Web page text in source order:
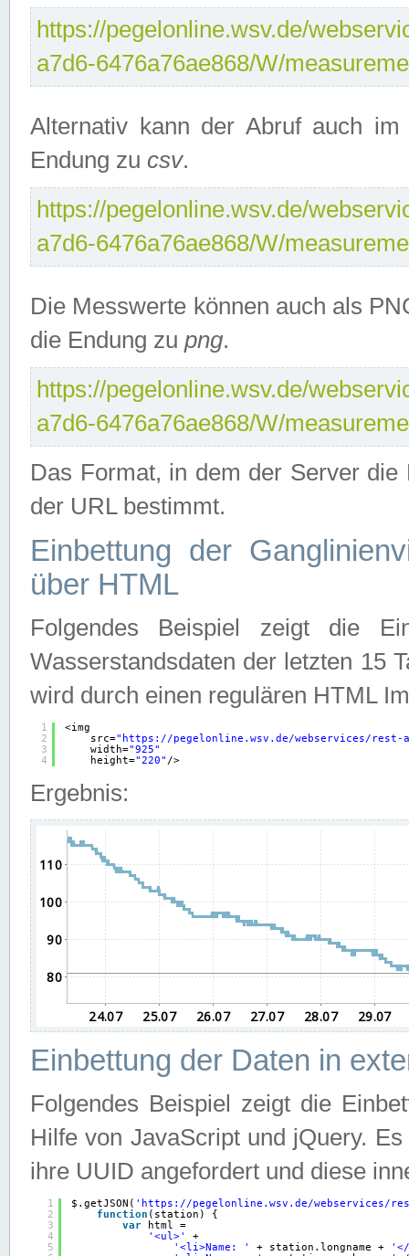
https://pegelonline.wsv.de/
a7d6-6476a76ae868/W/
Alternativ kann der Abruf auch
Endung zu csv.
https://pegelonline.wsv.de/
a7d6-6476a76ae868/W/
Die Messwerte können auch als
die Endung zu png.
https://pegelonline.wsv.de/
a7d6-6476a76ae868/W/
Das Format, in dem der Server
der URL bestimmt.
Einbettung der
über HTML
Folgendes Beispiel zeigt die
Wasserstandsdaten der letzten 15
wird durch einen regulären HTML
1
2
3
4
<img
src=" https://pegelonline.wsv.de/webservices/rest-
width="925"
height="220" />
Ergebnis:
Einbettung der Daten in
Folgendes Beispiel zeigt die
Hilfe von JavaScript und jQuery.
ihre UUID angefordert und diese
1
2
3
4
5
$.getJSON( ' https://pegelonline.wsv.de/webservices/
function (station) {
var
html =
'<ul>'
+
'<li>Name: '
+ station.longname +